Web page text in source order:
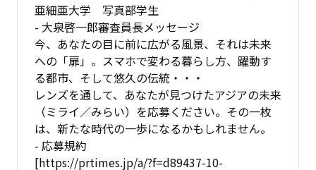
亜細亜大学 写真部学生
- 大泉啓一郎審査員長メッセージ
今、あなたの目に前に広がる風景、それは未来
への「扉」。スマホで変わる暮らし方、躍動す
る都市、そして悠久の伝統・・・
レンズを通して、あなたが見つけたアジアの未来
（ミライ／みらい）を応募ください。その一枚
は、新たな時代の一歩になるかもしれません。
- 応募規約
[https://prtimes.jp/a/?f=d89437-10-